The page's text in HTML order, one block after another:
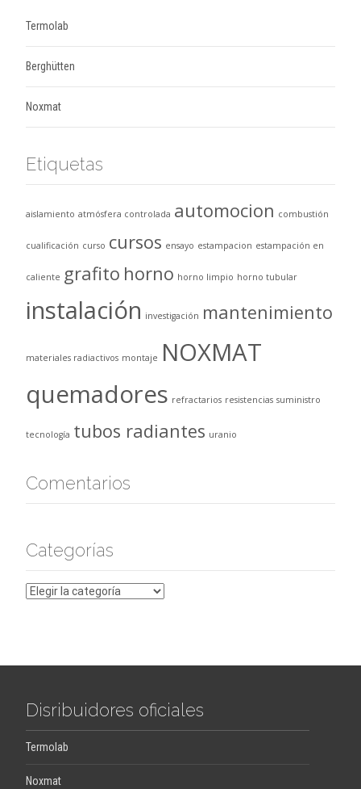
Termolab
Berghütten
Noxmat
Etiquetas
aislamiento atmósfera controlada automocion combustión
cualificación curso cursos ensayo estampacion estampación en
caliente grafito horno horno limpio horno tubular
instalación investigación mantenimiento
materiales radiactivos montaje NOXMAT
quemadores refractarios resistencias suministro
tecnología tubos radiantes uranio
Comentarios
Categorías
Categorías
Disribuidores oficiales
Termolab
Noxmat